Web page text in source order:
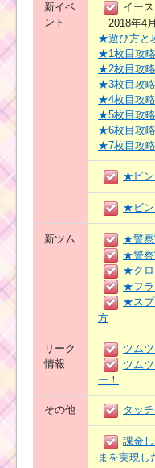
新イベ
ント
イー
2018年4
★遊び方と
★1枚目攻
★2枚目攻
★3枚目攻
★4枚目攻
★5枚目攻
★6枚目攻
★7枚目攻
★ビン
★ビン
新ツム
★警察
★警察
★クロ
★フラ
★スプ
方
リーク
情報
ツム
ツム
ー！
その他 タッ
課金
まを実現し